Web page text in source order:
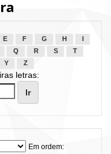
E F G H
Q R S
T
Y Z
letras:
Em ordem: